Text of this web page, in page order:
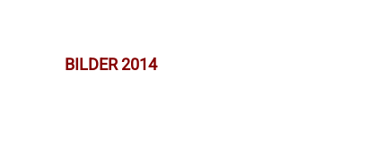
BILDER 2014